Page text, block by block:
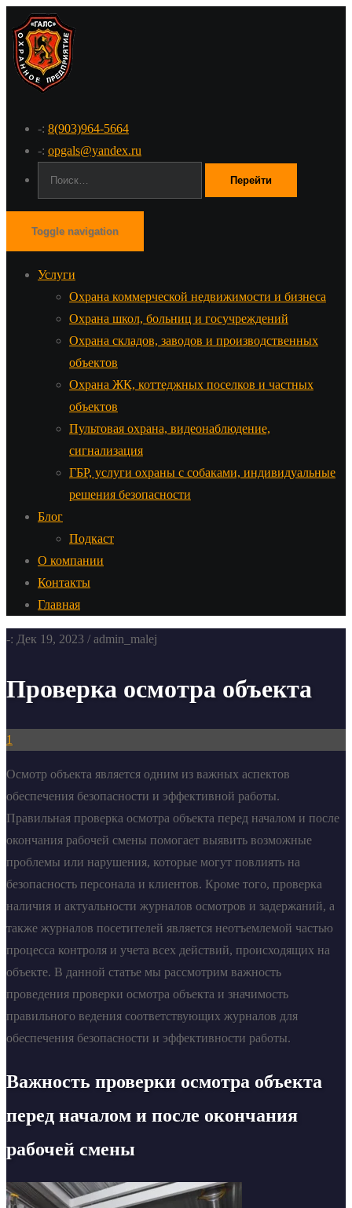
-: 8(903)964-5664
-: opgals@yandex.ru
Toggle navigation
Услуги
Охрана коммерческой недвижимости и бизнеса
Охрана школ, больниц и госучреждений
Охрана складов, заводов и производственных
объектов
Охрана ЖК, коттеджных поселков и частных
объектов
Пультовая охрана, видеонаблюдение,
сигнализация
ГБР, услуги охраны с собаками, индивидуальные
решения безопасности
Блог
Подкаст
О компании
Контакты
Главная
-: Дек 19, 2023 / admin_malej
Проверка осмотра объекта
1
Осмотр объекта является одним из важных аспектов
обеспечения безопасности и эффективной работы.
Правильная проверка осмотра объекта перед началом и после
окончания рабочей смены помогает выявить возможные
проблемы или нарушения, которые могут повлиять на
безопасность персонала и клиентов. Кроме того, проверка
наличия и актуальности журналов осмотров и задержаний, а
также журналов посетителей является неотъемлемой частью
процесса контроля и учета всех действий, происходящих на
объекте. В данной статье мы рассмотрим важность
проведения проверки осмотра объекта и значимость
правильного ведения соответствующих журналов для
обеспечения безопасности и эффективности работы.
Важность проверки осмотра объекта
перед началом и после окончания
рабочей смены